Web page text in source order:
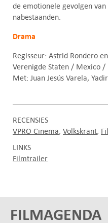
de emotionele gevolgen
nabestaanden.
Drama
Regisseur: Astrid Rondero
Verenigde Staten / Mexico
Met: Juan Jesús Varela,
RECENSIES
VPRO Cinema Volkskrant
LINKS
Filmtrailer
FILMAGENDA